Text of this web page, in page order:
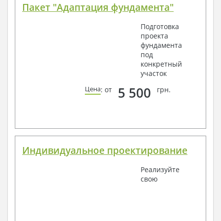
Пакет "Адаптация фундамента"
Подготовка
проекта
фундамента
под
конкретный
участок
Цена: от 5 500 грн.
Индивидуальное проектирование
Реализуйте
свою